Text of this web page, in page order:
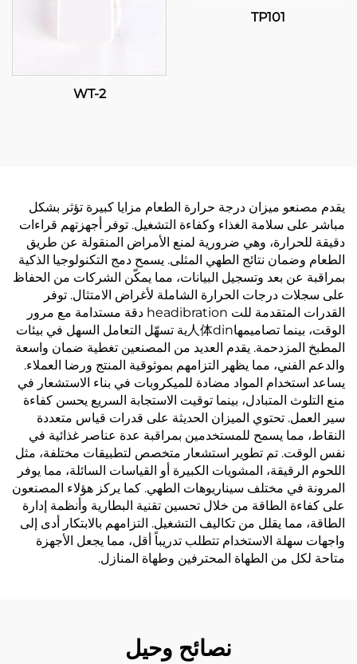
TP101
WT-2
يقدم مصنعو ميزان درجة حرارة الطعام مزايا كبيرة تؤثر بشكل
مباشر على سلامة الغذاء وكفاءة التشغيل. توفر أجهزتهم قراءات
دقيقة للحرارة، وهي ضرورية لمنع الأمراض المنقولة عن طريق
الطعام وضمان نتائج الطهي المثلى. يسمح دمج التكنولوجيا الذكية
بمراقبة عن بعد وتسجيل البيانات، مما يمكّن الشركات من الحفاظ
على سجلات درجات الحرارة الشاملة لأغراض الامتثال. توفر
القدرات المتقدمة للت headibration دقة مستدامة مع مرور
الوقت، بينما تصاميمها人体dinية تسهّل التعامل السهل في بيئات
المطبخ المزدحمة. يقدم العديد من المصنعين تغطية ضمان واسعة
والدعم الفني، مما يظهر التزامهم بموثوقية المنتج ورضا العملاء.
يساعد استخدام المواد مضادة للميكروبات في بناء الاستشعار في
منع التلوث المتبادل، بينما توقيت الاستجابة السريع يحسن كفاءة
سير العمل. تحتوي الميزان الحديثة على قدرات قياس متعددة
النقاط، مما يسمح للمستخدمين بمراقبة عدة عناصر غذائية في
نفس الوقت. تم تطوير استشعار متخصص لتطبيقات مختلفة، مثل
اللحوم الرقيقة، المشويات الكبيرة أو القياسات السائلة، مما يوفر
المرونة في مختلف سيناريوهات الطهي. كما يركز هؤلاء المصنعون
على كفاءة الطاقة من خلال تحسين تقنية البطارية وأنظمة إدارة
الطاقة، مما يقلل من تكاليف التشغيل. التزامهم بالابتكار أدى إلى
واجهات سهلة الاستخدام تتطلب تدريباً أقل، مما يجعل الأجهزة
متاحة لكل من الطهاة المحترفين وطهاة المنازل.
نصائح وحيل